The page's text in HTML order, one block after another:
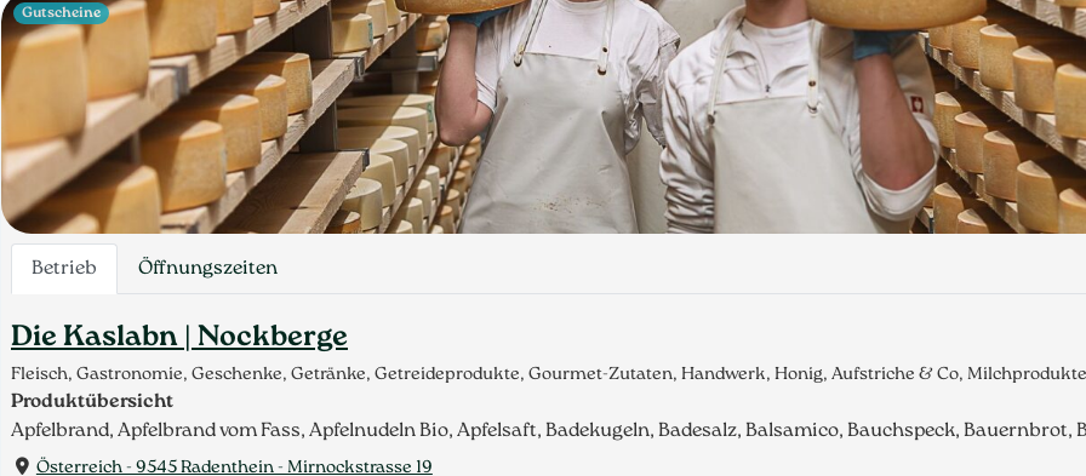
Betrieb Öffnungszeiten
Die Kaslabn | Nockberge
Fleisch, Gastronomie, Geschenke, Getränke, Getreideprodukte, Gourmet-Zutaten, Handwerk, Honig, Aufstriche & Co,
Produktübersicht
Apfelbrand, Apfelbrand vom Fass, Apfelnudeln Bio, Apfelsaft, Badekugeln, Badesalz, Balsamico, Bauchspeck, Bauernbrot,
Österreich - 9545 Radenthein - Mirnockstrasse 19
Gutscheine